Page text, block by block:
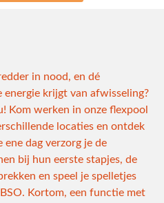
in nood, en dé
energie krijgt van afwisseling?
Kom werken in onze flexpool
locaties en ontdek
ene dag verzorg je de
bij hun eerste stapjes, de
en speel je spelletjes
Kortom, een functie met